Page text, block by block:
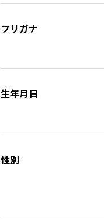
フリガナ
生年月日
性別